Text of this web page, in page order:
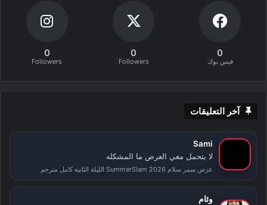
0
فيس بوك
0
Followers
0
Followers
آخر التعليقات
Sami
لا يتحمل معي العرض ما المشكله
عرض سمر سلام SummerSlam 2026 الليلة الثانية كامل مترجم
وئام